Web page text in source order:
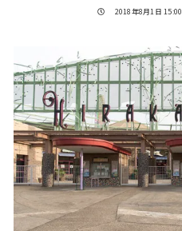
投稿日
2018年8月1日 15:00